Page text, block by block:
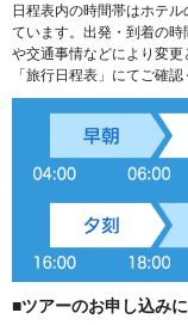
日程表内の時間帯はホテ
ています。出発・到着の
や交通事情などにより変
「旅行日程表」にてご確認
■ツアーのお申し込み